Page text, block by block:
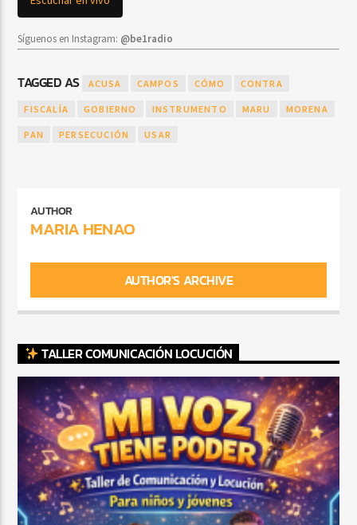
Síguenos en Instagram: @be1radio
TAGGED AS ACUSA CAMPOS CÓMO CONTRA
FISCALÍA GOBIERNO INSTRUMENTO MARU MORENA
PAN PERSECUCIÓN USAR
AUTHOR
MARIA HENAO
AUTHOR'S ARCHIVE
TALLER COMUNICACIÓN LOCUCIÓN